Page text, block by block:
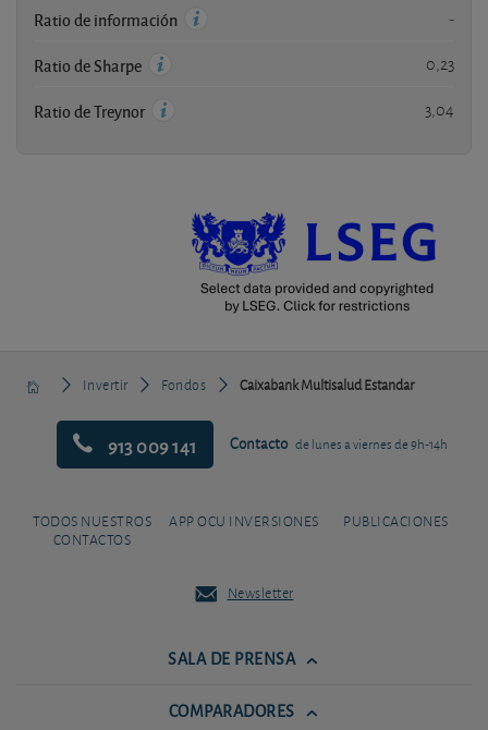
Ratio de información -
Ratio de Sharpe 0,23
Ratio de Treynor 3,04
Invertir Fondos Caixabank Multisalud Estandar
913 009 141 Contacto de lunes a viernes de 9h-14h
TODOS NUESTROS
CONTACTOS
APP OCU INVERSIONES PUBLICACIONES
Newsletter
SALA DE PRENSA
COMPARADORES